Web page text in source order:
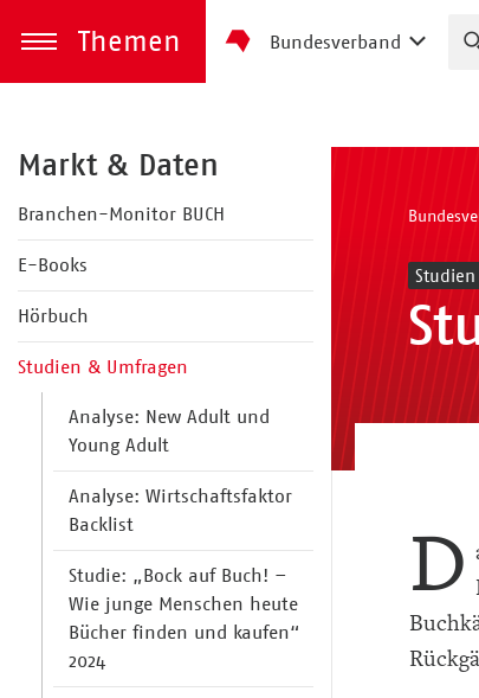
zum Inhalt springen
Themen
Menü öffnen
Bundesverband
Markt & Daten
Branchen-Monitor BUCH
E-Books
Hörbuch
Studien & Umfragen
Analyse: New Adult und
Young Adult
Analyse: Wirtschaftsfaktor
Backlist
Studie: „Bock auf Buch! –
Wie junge Menschen heute
Bücher finden und kaufen“
2024
Studien
D